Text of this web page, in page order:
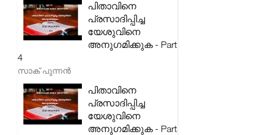
പിതാവിനെ
പ്രസാദിപ്പിച്ച
യേശുവിനെ
അനുഗമിക്കുക - Part
4
സാക് പുന്നൻ
പിതാവിനെ
പ്രസാദിപ്പിച്ച
യേശുവിനെ
അനുഗമിക്കുക - Part